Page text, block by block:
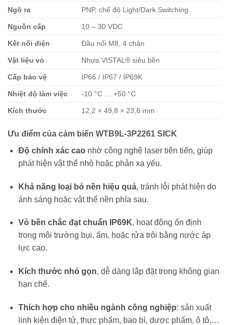
Ngõ ra PNP, chế độ Light/Dark Switching
Nguồn cấp 10 – 30 VDC
Kết nối điện Đầu nối M8, 4 chân
Vật liệu vỏ Nhựa VISTAL® siêu bền
Cấp bảo vệ IP66 / IP67 / IP69K
Nhiệt độ làm việc -10 °C … +50 °C
Kích thước 12,2 × 49,8 × 23,6 mm
Ưu điểm của cảm biến WTB9L-3P2261 SICK
Độ chính xác caonhờ công nghệ laser tiên tiến, giúp
phát hiện vật thể nhỏ hoặc phản xạ yếu.
Khả năng loại bỏ nền hiệu quả, tránh lỗi phát hiện do
ánh sáng hoặc vật thể nền phía sau.
Vỏ bền chắc đạt chuẩn IP69K, hoạt động ổn định
trong môi trường bụi, ẩm, hoặc rửa trôi bằng nước áp
lực cao.
Kích thước nhỏ gọn, dễ dàng lắp đặt trong không gian
hạn chế.
Thích hợp cho nhiều ngành công nghiệp: sản xuất
linh kiện điện tử, thực phẩm, bao bì, dược phẩm, ô tô,…